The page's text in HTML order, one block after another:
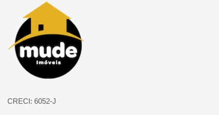
Página inicial
CRECI: 6052-J